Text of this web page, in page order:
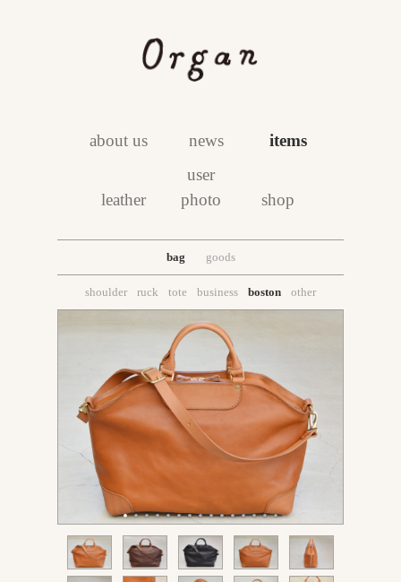
about us news items
leather
user
photo
shop
bag goods
shoulder ruck tote business boston other